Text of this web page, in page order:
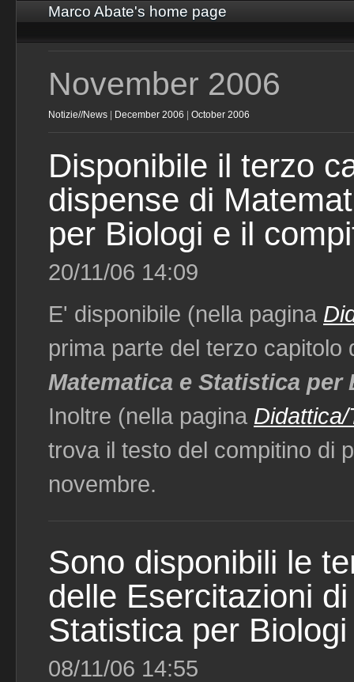
Marco Abate's home page
November 2006
Notizie//News December 2006 October 2006
Disponibile il terzo
dispense di
per Biologi e il
20/11/06 14:09
E' disponibile (nella pagina
prima parte del terzo capitolo
Matematica e Statistica per
Inoltre (nella pagina
trova il testo del compitino di
novembre.
Sono disponibili le
delle Esercitazioni
Statistica per Biologi
08/11/06 14:55